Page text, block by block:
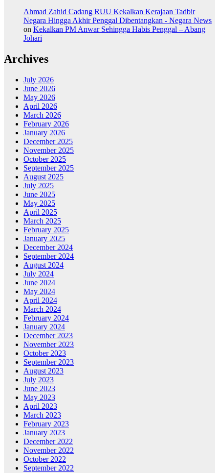
Ahmad Zahid Cadang RUU Kekalkan Kerajaan Tadbir
Negara Hingga Akhir Penggal Dibentangkan - Negara News
on Kekalkan PM Anwar Sehingga Habis Penggal – Abang
Johari
Archives
July 2026
June 2026
May 2026
April 2026
March 2026
February 2026
January 2026
December 2025
November 2025
October 2025
September 2025
August 2025
July 2025
June 2025
May 2025
April 2025
March 2025
February 2025
January 2025
December 2024
September 2024
August 2024
July 2024
June 2024
May 2024
April 2024
March 2024
February 2024
January 2024
December 2023
November 2023
October 2023
September 2023
August 2023
July 2023
June 2023
May 2023
April 2023
March 2023
February 2023
January 2023
December 2022
November 2022
October 2022
September 2022